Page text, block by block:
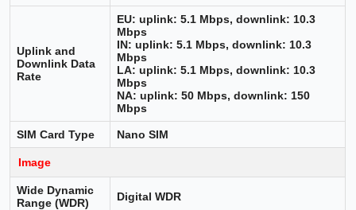
Uplink and
Downlink Data
Rate
EU: uplink: 5.1 Mbps, downlink: 10.3
Mbps
IN: uplink: 5.1 Mbps, downlink: 10.3
Mbps
LA: uplink: 5.1 Mbps, downlink: 10.3
Mbps
NA: uplink: 50 Mbps, downlink: 150
Mbps
SIM Card Type Nano SIM
Image
Wide Dynamic
Range (WDR)
Digital WDR